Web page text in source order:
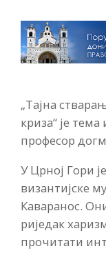
„Тајна
криза“ је
професор
У Црној Гори
византијске
Каваранос. Они
риједак
прочитати